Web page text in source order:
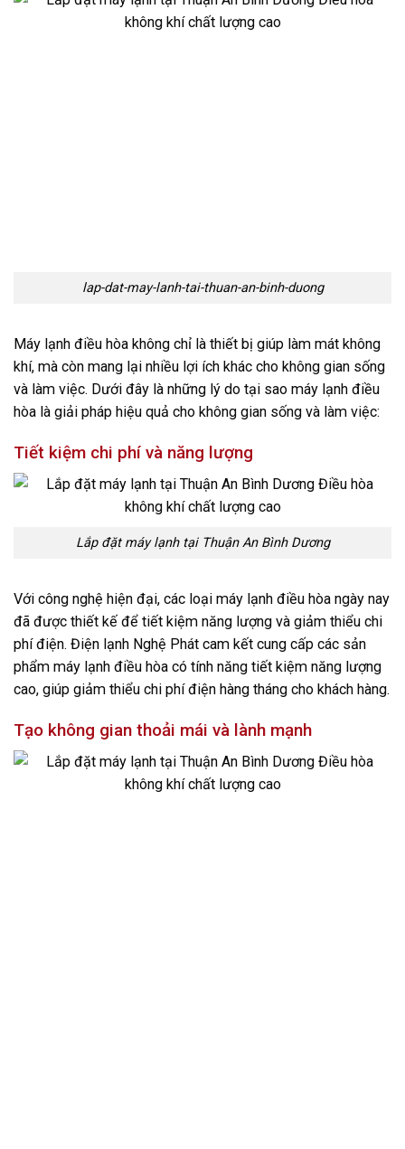
lap-dat-may-lanh-tai-thuan-an-binh-duong
Máy lạnh điều hòa không chỉ là thiết bị giúp làm mát không
khí, mà còn mang lại nhiều lợi ích khác cho không gian sống
và làm việc. Dưới đây là những lý do tại sao máy lạnh điều
hòa là giải pháp hiệu quả cho không gian sống và làm việc:
Tiết kiệm chi phí và năng lượng
Lắp đặt máy lạnh tại Thuận An Bình Dương
Với công nghệ hiện đại, các loại máy lạnh điều hòa ngày nay
đã được thiết kế để tiết kiệm năng lượng và giảm thiểu chi
phí điện. Điện lạnh Nghệ Phát cam kết cung cấp các sản
phẩm máy lạnh điều hòa có tính năng tiết kiệm năng lượng
cao, giúp giảm thiểu chi phí điện hàng tháng cho khách hàng.
Tạo không gian thoải mái và lành mạnh